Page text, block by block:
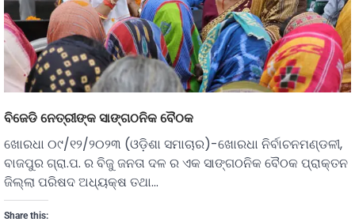
ବିଜେଡି ନେତ୍ରୀଙ୍କ ସାଙ୍ଗଠନିକ ବୈଠକ
ଖୋରଧା ୦୯/୧୨/୨୦୨୩ (ଓଡ଼ିଶା ସମାଚାର)-ଖୋରଧା ନିର୍ବାଚନମଣ୍ଡଳୀ,
ବାଜପୁର ଗ୍ରା.ପ. ର ବିଜୁ ଜନତା ଦଳ ର ଏକ ସାଙ୍ଗଠନିକ ବୈଠକ ପ୍ରାକ୍ତନ
ଜିଲ୍ଲା ପରିଷଦ ଅଧ୍ୟକ୍ଷ ତଥା…
Share this: